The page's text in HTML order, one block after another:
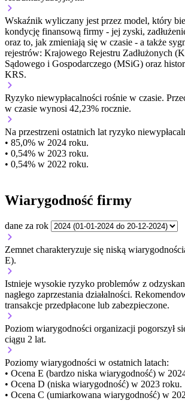
Wskaźnik wyliczany jest przez model, który
kondycję finansową firmy - jej zyski,
oraz to, jak zmieniają się w czasie - a także
rejestrów: Krajowego Rejestru Zadłużonych
Sądowego i Gospodarczego (MSiG) oraz
KRS.
Ryzyko niewypłacalności rośnie w czasie.
w czasie wynosi 42,23% rocznie.
Na przestrzeni ostatnich lat ryzyko
• 85,0% w 2024 roku.
• 0,54% w 2023 roku.
• 0,54% w 2022 roku.
Wiarygodność firmy
dane za rok
Zemnet charakteryzuje się niską
E).
Istnieje wysokie ryzyko problemów z
nagłego zaprzestania działalności.
transakcje przedpłacone lub zabezpieczone.
Poziom wiarygodności organizacji pogorszył
ciągu 2 lat.
Poziomy wiarygodności w ostatnich latach:
• Ocena E (bardzo niska wiarygodność) w
• Ocena D (niska wiarygodność) w 2023 roku.
• Ocena C (umiarkowana wiarygodność) w